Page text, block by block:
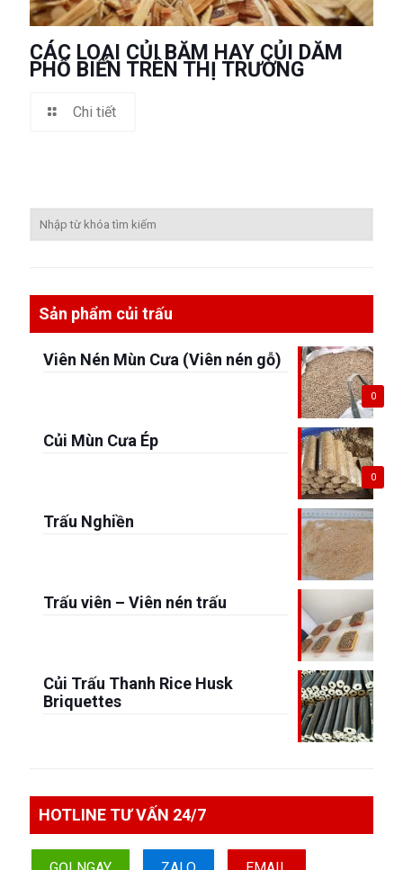
CÁC LOẠI CỦI BĂM HAY CỦI DĂM
PHỔ BIẾN TRÊN THỊ TRƯỜNG
Chi tiết
Sản phẩm củi trấu
0
Viên Nén Mùn Cưa (Viên nén gỗ)
0
Củi Mùn Cưa Ép
Trấu Nghiền
Trấu viên – Viên nén trấu
Củi Trấu Thanh Rice Husk
Briquettes
HOTLINE TƯ VẤN 24/7